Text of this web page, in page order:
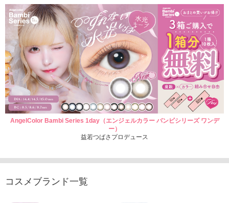
AngelColor Bambi Series 1day（エンジェルカラー バンビシリーズ ワンデ
ー）
益若つばさプロデュース
コスメブランド一覧